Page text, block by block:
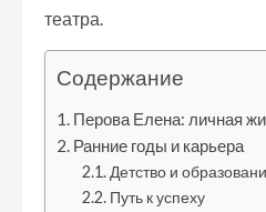
театра.
Содержание
Перова Елена: личная
Ранние годы и карьера
Детство и
Путь к успеху